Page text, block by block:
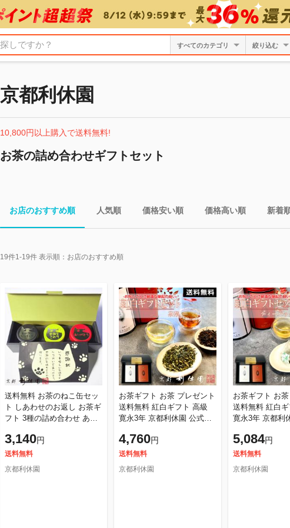
絞り込む
京都利休園
10,800円以上購入で送料無料!
お茶の詰め合わせギフトセット
お店のおすすめ順 人気順 価格安い順 価格高い順 新着
19件1-19件 表示順： お店のおすすめ順
送料無料 お茶のねこ缶セッ
ト しあわせのお返し お茶ギ
フト 3種の詰め合わせ あり
お礼 寛永3年 京都利休園
3,140円
送料無料
京都利休園
お茶ギフト お茶 プレゼント
送料無料 紅白ギフト 高級
寛永3年 京都利休園 公式
宮紅茶 白煎茶 詰め合わせ
4,760円
送料無料
京都利休園
お茶ギフト お
送料無料 紅白
寛永3年 京都利
宮紅茶 白煎茶
5,084円
送料無料
京都利休園